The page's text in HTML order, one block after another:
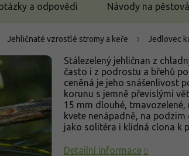
a odpovědi Návody na
Jehličnaté vzrostlé stromy a keře Jedlovec
Stálezelený jehličnan z
často i z podrostu a břehů
ceněná je jeho snášenlivost
korunu s jemně převislými
15 mm dlouhé,
kvete nenápadně, na
jako solitéra i klidná clona k
Detailní informace